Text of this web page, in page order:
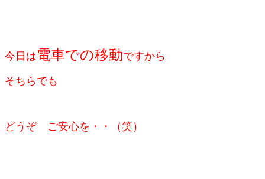
今日は電車での移動ですから
そちらでも
どうぞ ご安心を・・（笑）